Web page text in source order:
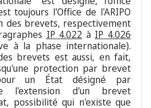
toujours l'Office de l'ARIPO
des brevets, respectivement
IP 4.022 à IP 4.026
à la phase internationale).
brevets est aussi, en fait,
protection par brevet
un État désigné par
l'extension d'un brevet
possibilité qui n'existe que